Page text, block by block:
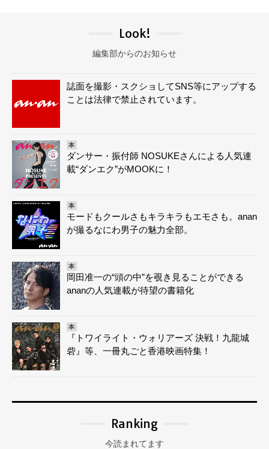
Look!
編集部からのお知らせ
誌面を撮影・スクショしてSNS等にアップする
ことは法律で禁止されています。
本
ダンサー・振付師 NOSUKEさんによる人気連
載“ダンエク”がMOOKに！
本
モードもクールさもキラキラもエモさも。anan
が撮るなにわ男子の魅力全部。
本
岡田准一の“頭の中”を覗き見ることができる
ananの人気連載が待望の書籍化
本
『トワイライト・ウォリアーズ 決戦！九龍城
砦』等、一冊丸ごと香港映画特集！
Ranking
今読まれてます